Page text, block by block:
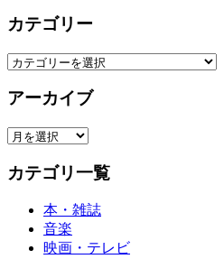
カテゴリー
カ
ゴ
ー
アーカイブ
ア
カ
カテゴリ一覧
本・雑誌
音楽
映画・テレビ